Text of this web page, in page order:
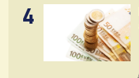
4